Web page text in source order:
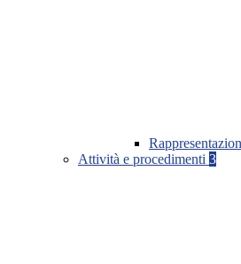
Attività e procedimenti 3